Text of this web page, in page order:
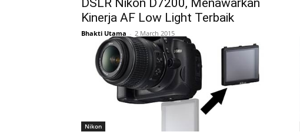
DSLR Nikon D7200, Menawarkan
Kinerja AF Low Light Terbaik
Bhakti Utama - 2 March 2015
Nikon